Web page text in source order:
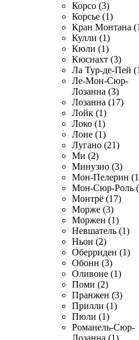
Корсо (3)
Корсье (1)
Кран Монтана
Кулли (1)
Кюли (1)
Кюснахт (3)
Ла Тур-де-Пей
Ле-Мон-Сюр-
Лозанна (3)
Лозанна (17)
Лойк (1)
Локо (1)
Лоне (1)
Лугано (21)
Ми (2)
Минузио (3)
Мон-Пелерин
Мон-Сюр-Роль
Монтрё (17)
Морже (3)
Моржен (1)
Невшатель (1)
Ньон (2)
Оберриден (1)
Обонн (3)
Оливоне (1)
Поми (2)
Пранжен (3)
Прилли (1)
Пюли (1)
Романель-Сюр-
Лозанна (1)